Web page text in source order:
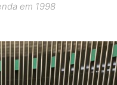
em 1998